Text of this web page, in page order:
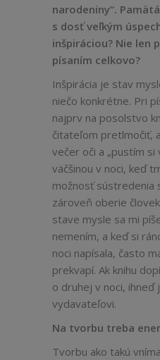
narodeniny“.
s dosť veľkým
inšpiráciou? Nie len
písaním celkovo?
Inšpirácia je stav
niečo konkrétne. Pri
najprv na posolstvo
čitateľom pretlmočiť,
večer oči a „pustím si
väčšinou v noci, keď
možnosť sústredenia
zároveň oberie
stave mysle sa mi
nemením, a keď si
noci napísala, často
prekvapí. Ak knihu
o druhej v noci, ihneď
vydavateľovi.
Na tvorbu treba
Tvorbu ako takú